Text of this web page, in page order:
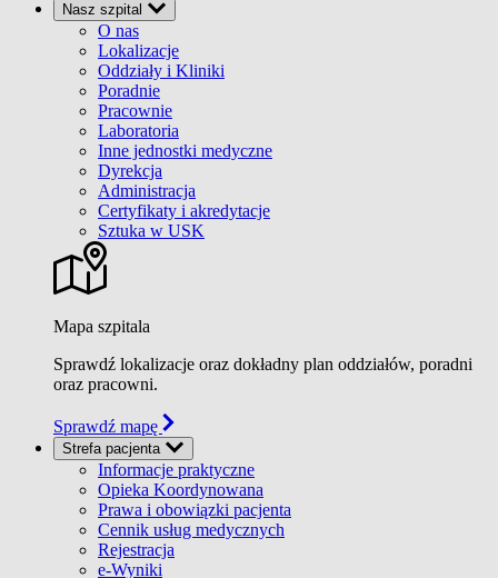
Nasz szpital
O nas
Lokalizacje
Oddziały i Kliniki
Poradnie
Pracownie
Laboratoria
Inne jednostki medyczne
Dyrekcja
Administracja
Certyfikaty i akredytacje
Sztuka w USK
Mapa szpitala
Sprawdź lokalizacje oraz dokładny plan oddziałów, poradni
oraz pracowni.
Sprawdź mapę
Strefa pacjenta
Informacje praktyczne
Opieka Koordynowana
Prawa i obowiązki pacjenta
Cennik usług medycznych
Rejestracja
e-Wyniki